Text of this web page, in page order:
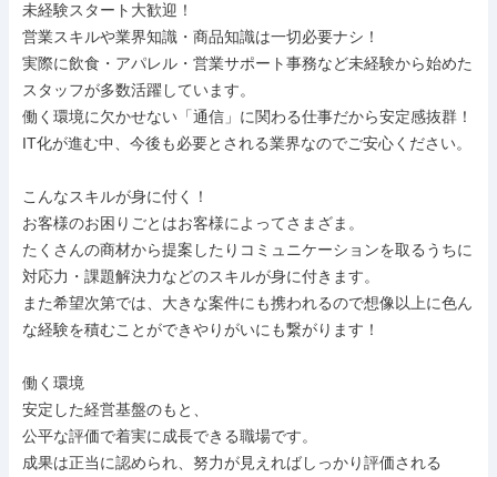
未経験スタート大歓迎！
営業スキルや業界知識・商品知識は一切必要ナシ！
実際に飲食・アパレル・営業サポート事務など未経験から始めた
スタッフが多数活躍しています。
働く環境に欠かせない「通信」に関わる仕事だから安定感抜群！
IT化が進む中、今後も必要とされる業界なのでご安心ください。
こんなスキルが身に付く！
お客様のお困りごとはお客様によってさまざま。
たくさんの商材から提案したりコミュニケーションを取るうちに
対応力・課題解決力などのスキルが身に付きます。
また希望次第では、大きな案件にも携われるので想像以上に色ん
な経験を積むことができやりがいにも繋がります！
働く環境
安定した経営基盤のもと、
公平な評価で着実に成長できる職場です。
成果は正当に認められ、努力が見えればしっかり評価される